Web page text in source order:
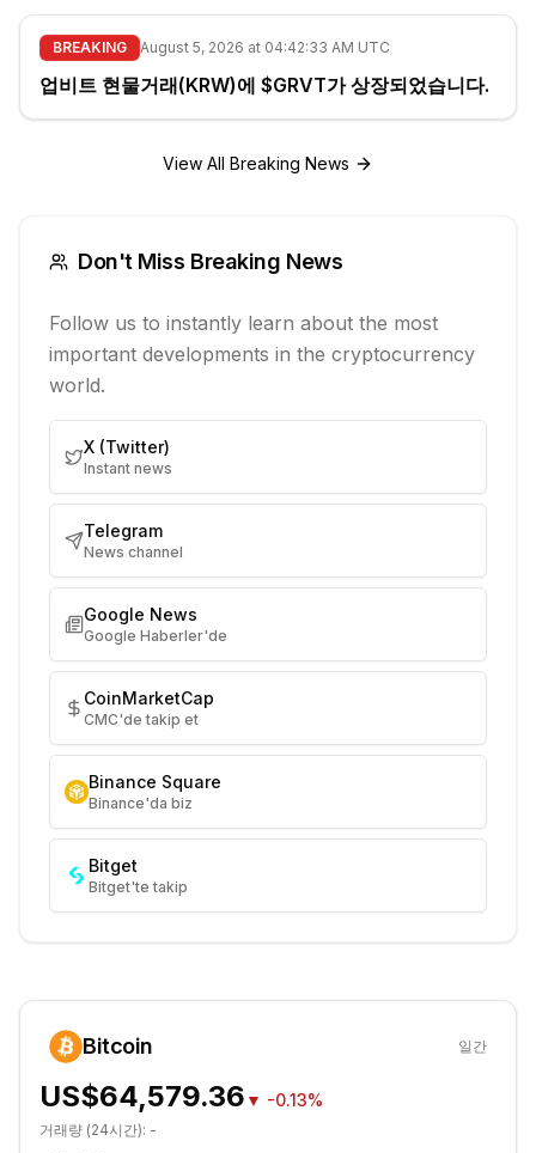
BREAKING August 5, 2026 at 04:42:33 AM UTC
업비트 현물거래(KRW)에 $GRVT가 상장되었습니다.
View All Breaking News
Don't Miss Breaking News
Follow us to instantly learn about the most
important developments in the cryptocurrency
world.
X (Twitter)
Instant news
Telegram
News channel
Google News
Google Haberler'de
CoinMarketCap
CMC'de takip et
Binance Square
Binance'da biz
Bitget
Bitget'te takip
Bitcoin 일간
US$64,579.36 ▼ -0.13%
거래량 (24시간): -